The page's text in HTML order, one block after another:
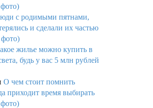
с родимыми пятнами,
и сделали их частью
фото)
жилье можно купить в
будь у вас 5 млн рублей
О чем стоит помнить
приходит время выбирать